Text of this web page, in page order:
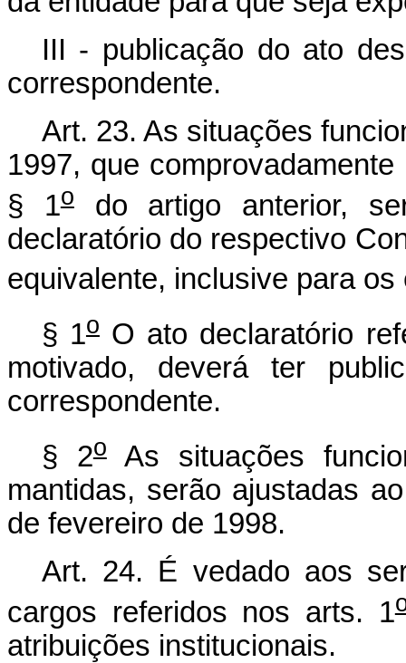
III - publicação do ato
correspondente.
Art. 23. As situações
1997, que
§ 1odo artigo anterior,
declaratório do respectivo
equivalente, inclusive para os
§ 1oO ato declaratório
motivado, deverá ter
correspondente.
§ 2oAs situações
mantidas, serão ajustadas
de fevereiro de 1998.
Art. 24. É vedado aos
cargos referidos nos arts. 1
atribuições institucionais.